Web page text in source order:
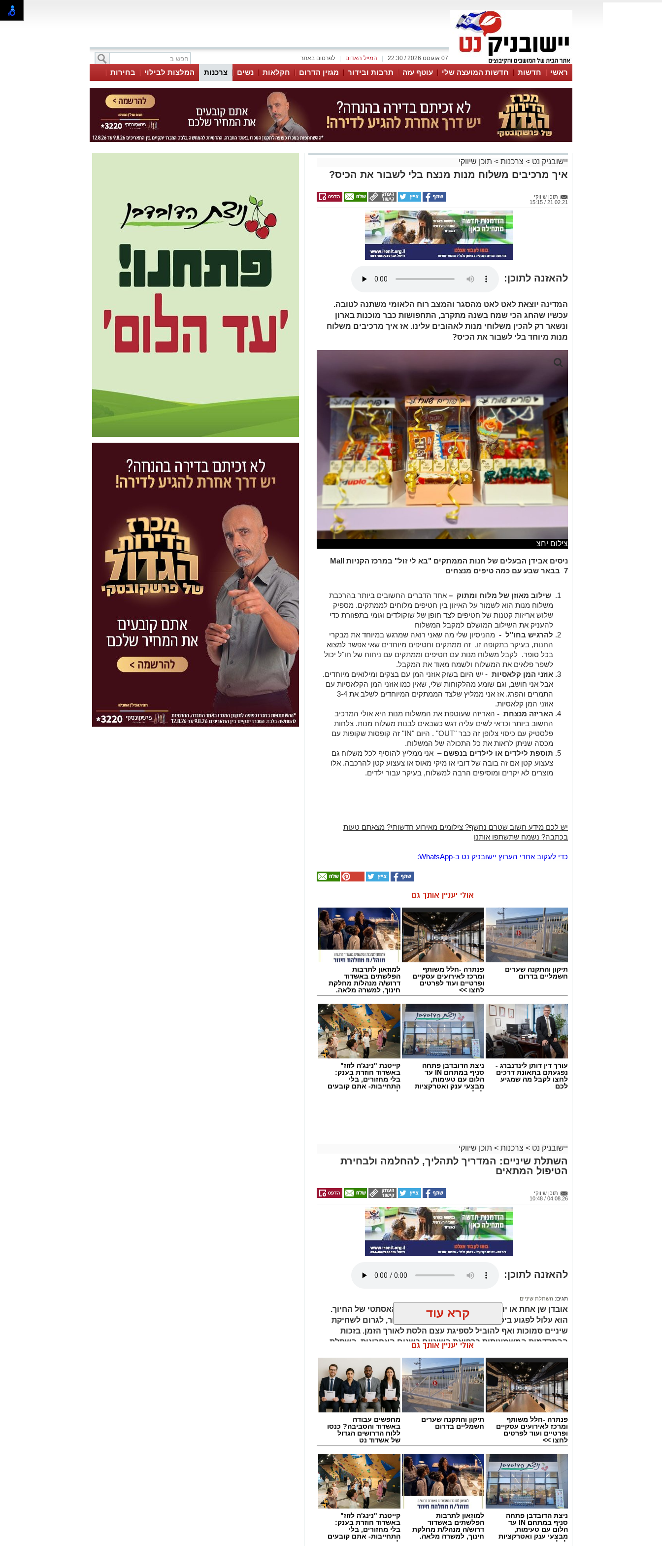
לפרסום באתר המייל האדום 07 אוגוסט 2026 / 22:30
ראשי חדשות חדשות המועצה שלי עוטף עזה תרבות ובידור מגזין הדרום חקלאות נשים צרכנות המלצות לבילוי
בחירות
אינדקס עסקים
לוח טיפים והמלצות
יישובניק נט > צרכנות > תוכן שיווקי
איך מרכיבים משלוח מנות מנצח בלי לשבור את הכיס?
תוכן שיווקי
21.02.21 / 15:15
להאזנה לתוכן:
המדינה יוצאת לאט לאט מהסגר והמצב רוח הלאומי משתנה לטובה.
עכשיו שהחג הכי שמח בשנה מתקרב, התחפושות כבר מוכנות בארון
ונשאר רק להכין משלוחי מנות לאהובים עלינו. אז איך מרכיבים משלוח
מנות מיוחד בלי לשבור את הכיס?
צילום יחצ
ניסים אבידן הבעלים של חנות הממתקים "בא לי זול" במרכז הקניות Mall
7 בבאר שבע עם כמה טיפים מנצחים
שילוב מאוזן של מלוח ומתוק – אחד הדברים החשובים ביותר בהרכבת
משלוח מנות הוא לשמור על האיזון בין חטיפים מלוחים לממתקים. מספיק
שלוש אריזות קטנות של חטיפים לצד חופן של שוקולדים וגומי בתפזורת כדי
להעניק את השילוב המושלם למקבל המשלוח
להרגיש בחו"ל - מהניסיון שלי מה שאני רואה שמרגש במיוחד את מבקרי
החנות, בעיקר בתקופה זו, זה ממתקים וחטיפים מיוחדים שאי אפשר למצוא
בכל סופר. לקבל משלוח מנות עם חטיפים וממתקים עם ניחוח של חו"ל יכול
לשפר פלאים את המשלוח ולשמח מאוד את המקבל.
אוזני המן קלאסיות - יש היום בשוק אוזני המן עם בצקים ומילואים מיוחדים.
אבל אני חושב, וגם שומע מהלקוחות שלי, שאין כמו אוזני המן הקלאסיות עם
התמרים והפרג. אז אני ממליץ שלצד הממתקים המיוחדים לשלב את 3-4
אוזני המן קלאסיות.
האריזה מנצחת - האריזה שעוטפת את המשלוח מנות היא אולי המרכיב
החשוב ביותר וכדאי לשים עליה דגש כשבאים לבנות משלוח מנות. צלחות
פלסטיק עם כיסוי צלופן זה כבר "OUT"
. היום "IN" זה קופסות שקופות עם
מכסה שניתן לראות את כל התכולה של המשלוח.
תוספת לילדים או לילדים בנפשם – אני ממליץ להוסיף לכל משלוח גם
צעצוע קטן אם זה בובה של דובי או מיקי מאוס או צעצוע קטן להרכבה. אלו
מוצרים לא יקרים ומוסיפים הרבה למשלוח, בעיקר עבור ילדים.
יש לכם מידע חשוב שטרם נחשף? צילומים מאירוע חדשותי? מצאתם טעות
בכתבה? נשמח שתשתפו אותנו
‏כדי לעקוב אחרי הערוץ יישובניק נט ב-WhatsApp:‏‏‏
אולי יעניין אותך גם
תיקון והתקנה שערים
חשמליים בדרום
פנתרה -חלל משותף
ומרכז לאירועים עסקיים
ופרטיים ועוד לפרטים
לחצו >>
למוזאון לתרבות
הפלשתים באשדוד
דרוש/ה מנהל/ת מחלקת
חינוך, למשרה מלאה.
עורך דין דותן לינדנברג -
נפגעתם בתאונת דרכים
לחצו לקבל מה שמגיע
לכם
ניצת הדובדבן פתחה
סניף במתחם IN עד
הלום עם טעימות,
מבצעי ענק ואטרקציות
לכל המשפחה
קייטנת "נינג'ה לזוז"
באשדוד חוזרת בענק:
בלי מחזורים, בלי
התחייבות- אתם קובעים
לכמה ואיזה ימים
יישובניק נט > צרכנות > תוכן שיווקי
השתלת שיניים: המדריך לתהליך, להחלמה ולבחירת
הטיפול המתאים
תוכן שיווקי
04.08.26 / 10:48
להאזנה לתוכן:
תגים: השתלת שיניים
אובדן שן אחת או יותר אינו משפיע רק על המראה האסתטי של החיוך.
הוא עלול לפגוע ביכולת הלעיסה, להשפיע על הדיבור, לגרום לשחיקת
שיניים סמוכות ואף להוביל לספיגת עצם הלסת לאורך הזמן. בזכות
ההתקדמות המשמעותית ברפואת השיניים בשנים האחרונות, השתלת
חסרות. כיום ניתן לבצע טיפולים מדויקים יותר, להיעזר בהדמיות
תלת-ממדיות, לתכנן את מיקום השתלים בצורה ממוחשבת ולהתאים את
התהליך באופן אישי לכל מטופל. עם זאת, הצלחת הטיפול אינה תלויה רק
בהליך הכירורגי עצמו, אלא גם בתכנון מוקדם, בבחירת המטופל המתאים
ובהקפדה על הוראות הטיפול והמעקב לאחר ההשתלה.
קרא עוד
אולי יעניין אותך גם
פנתרה -חלל משותף
ומרכז לאירועים עסקיים
ופרטיים ועוד לפרטים
לחצו >>
תיקון והתקנה שערים
חשמליים בדרום
מחפשים עבודה
באשדוד והסביבה? כנסו
ללוח הדרושים הגדול
של אשדוד נט
ניצת הדובדבן פתחה
סניף במתחם IN עד
הלום עם טעימות,
מבצעי ענק ואטרקציות
לכל המשפחה
למוזאון לתרבות
הפלשתים באשדוד
דרוש/ה מנהל/ת מחלקת
חינוך, למשרה מלאה.
קייטנת "נינג'ה לזוז"
באשדוד חוזרת בענק:
בלי מחזורים, בלי
התחייבות- אתם קובעים
לכמה ואיזה ימים